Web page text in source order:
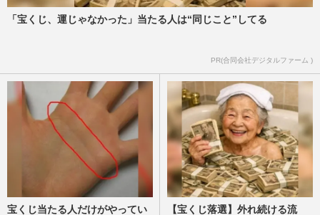
「宝くじ、運じゃなかった」当たる人は“同じこと”してる
PR(合同会社デジタルファーム )
宝くじ当たる人だけがやってい
【宝くじ落選】外れ続ける流